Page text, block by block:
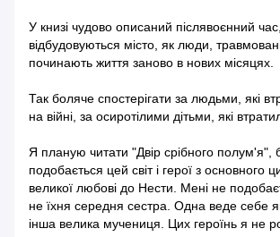
У книзі чудово описаний післявоєнний
відбудовуються місто, як люди,
починають життя заново в нових місяцях.
Так боляче спостерігати за людьми, які
на війні, за осиротілими дітьми, які
Я планую читати "Двір срібного полум'я",
подобається цей світ і герої з основного
великої любові до Нести. Мені не
не їхня середня сестра. Одна веде себе як
інша велика мучениця. Цих героїнь я не